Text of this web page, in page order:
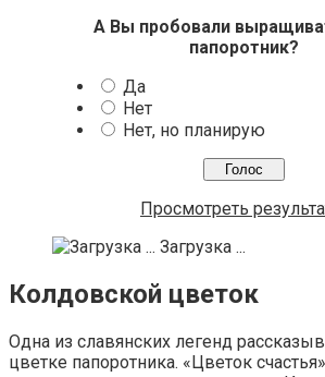
А Вы пробовали
папоротник?
Да
Нет
Нет, но планирую
Просмотреть
Загрузка ...
Колдовской цветок
Одна из славянских легенд
цветке папоротника. «Цветок